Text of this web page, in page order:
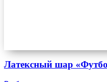
Латексный шар